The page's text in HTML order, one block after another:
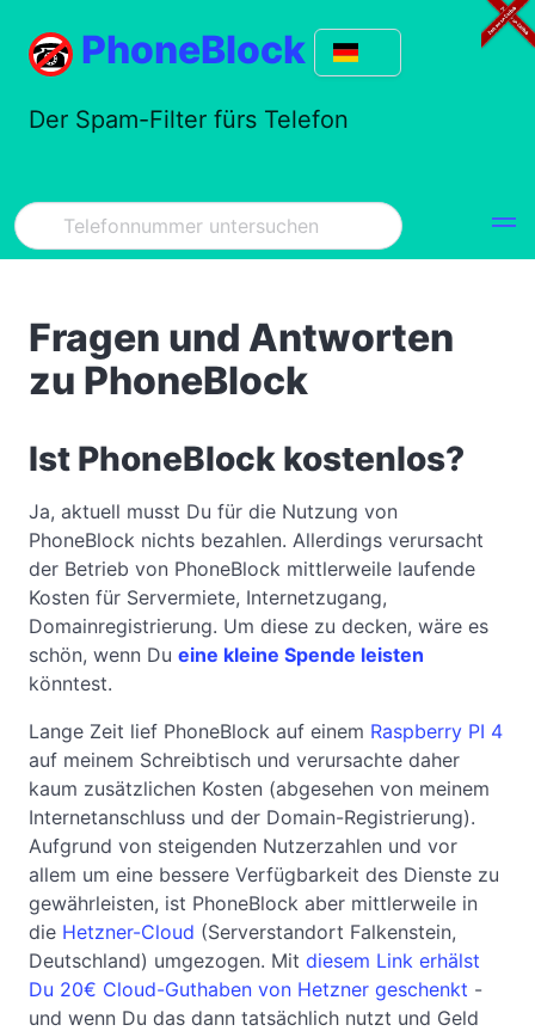
PhoneBlock
Der Spam-Filter fürs Telefon
Fragen und Antworten
zu PhoneBlock
Ist PhoneBlock kostenlos?
Ja, aktuell musst Du für die Nutzung von
PhoneBlock nichts bezahlen. Allerdings verursacht
der Betrieb von PhoneBlock mittlerweile laufende
Kosten für Servermiete, Internetzugang,
Domainregistrierung. Um diese zu decken, wäre es
schön, wenn Du eine kleine Spende leisten
könntest.
Lange Zeit lief PhoneBlock auf einem Raspberry PI 4
auf meinem Schreibtisch und verursachte daher
kaum zusätzlichen Kosten (abgesehen von meinem
Internetanschluss und der Domain-Registrierung).
Aufgrund von steigenden Nutzerzahlen und vor
allem um eine bessere Verfügbarkeit des Dienste zu
gewährleisten, ist PhoneBlock aber mittlerweile in
die Hetzner-Cloud (Serverstandort Falkenstein,
Deutschland) umgezogen. Mit diesem Link erhälst
Du 20€ Cloud-Guthaben von Hetzner geschenkt -
und wenn Du das dann tatsächlich nutzt und Geld